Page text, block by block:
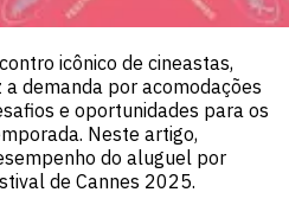
icônico de cineastas,
demanda por acomodações
e oportunidades para os
Neste artigo,
do aluguel por
de Cannes 2025.